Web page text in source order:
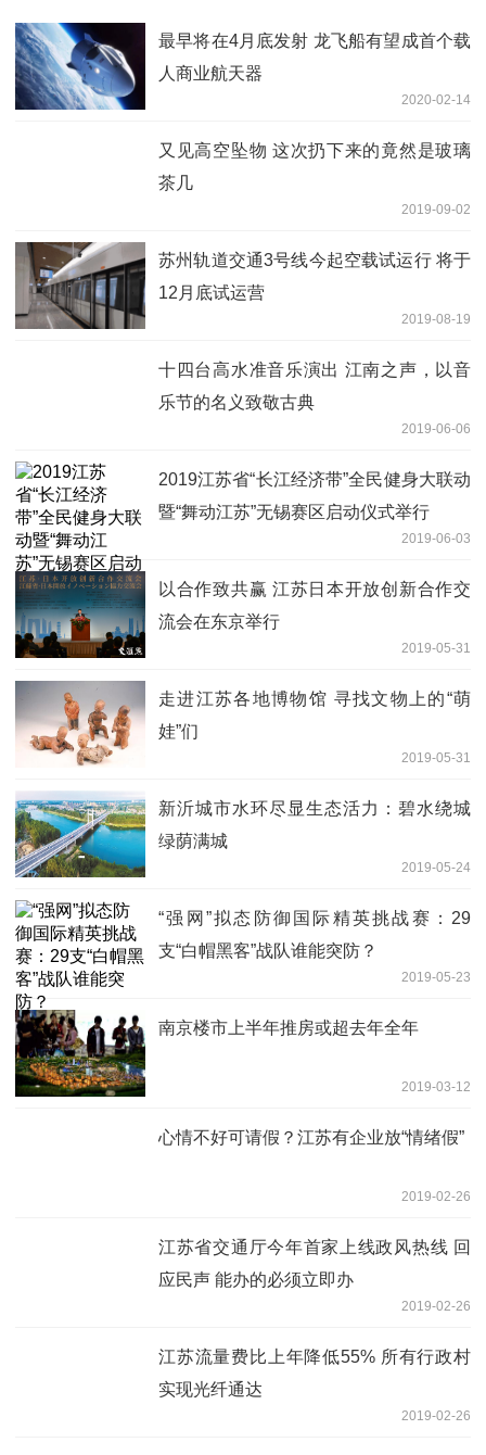
最早将在4月底发射 龙飞船有望成首个载
人商业航天器
2020-02-14
又见高空坠物 这次扔下来的竟然是玻璃
茶几
2019-09-02
苏州轨道交通3号线今起空载试运行 将于
12月底试运营
2019-08-19
十四台高水准音乐演出 江南之声，以音
乐节的名义致敬古典
2019-06-06
2019江苏省“长江经济带”全民健身大联动
暨“舞动江苏”无锡赛区启动仪式举行
2019-06-03
以合作致共赢 江苏日本开放创新合作交
流会在东京举行
2019-05-31
走进江苏各地博物馆 寻找文物上的“萌
娃”们
2019-05-31
新沂城市水环尽显生态活力：碧水绕城
绿荫满城
2019-05-24
“强网”拟态防御国际精英挑战赛：29
支“白帽黑客”战队谁能突防？
2019-05-23
南京楼市上半年推房或超去年全年
2019-03-12
心情不好可请假？江苏有企业放“情绪假”
2019-02-26
江苏省交通厅今年首家上线政风热线 回
应民声 能办的必须立即办
2019-02-26
江苏流量费比上年降低55% 所有行政村
实现光纤通达
2019-02-26